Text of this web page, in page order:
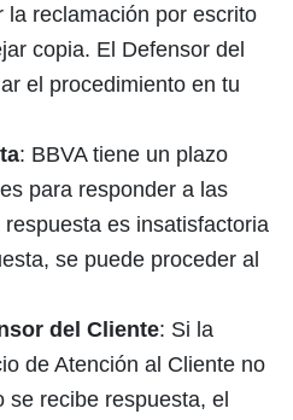
la reclamación por escrito
copia. El Defensor del
el procedimiento en tu
: BBVA tiene un plazo
para responder a las
es insatisfactoria
se puede proceder al
del Cliente: Si la
de Atención al Cliente no
se recibe respuesta, el